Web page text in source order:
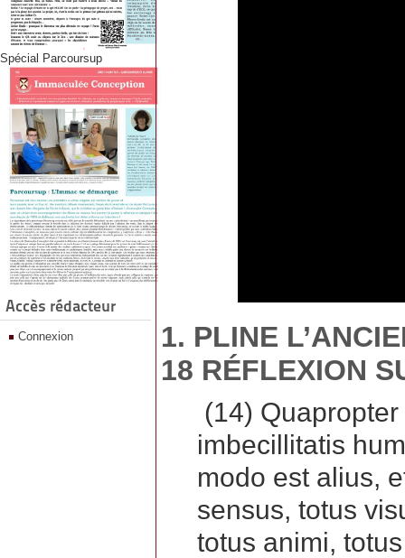
Spécial Parcoursup
Accès rédacteur
Connexion
1. PLINE
18 RÉFLEXION
(14)
imbecillitatis
modo est alius,
sensus, totus
totus animi,